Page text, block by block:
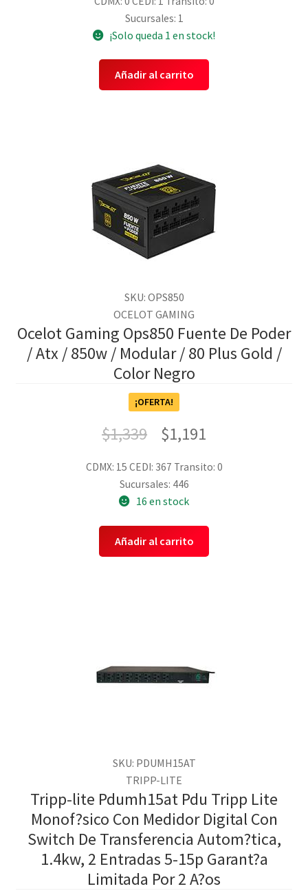
Sucursales: 1
¡Solo queda 1 en stock!
Añadir al carrito
SKU: OPS850
OCELOT GAMING
Ocelot Gaming Ops850 Fuente De Poder
/ Atx / 850w / Modular / 80 Plus Gold /
Color Negro
¡OFERTA!
$1,339 $1,191
CDMX: 15 CEDI: 367 Transito: 0
Sucursales: 446
16 en stock
Añadir al carrito
SKU: PDUMH15AT
TRIPP-LITE
Tripp-lite Pdumh15at Pdu Tripp Lite
Monof?sico Con Medidor Digital Con
Switch De Transferencia Autom?tica,
1.4kw, 2 Entradas 5-15p Garant?a
Limitada Por 2 A?os